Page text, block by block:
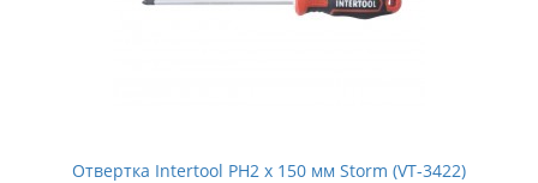
Отвертка Intertool PH2 x 150 мм Storm (VT-3422)